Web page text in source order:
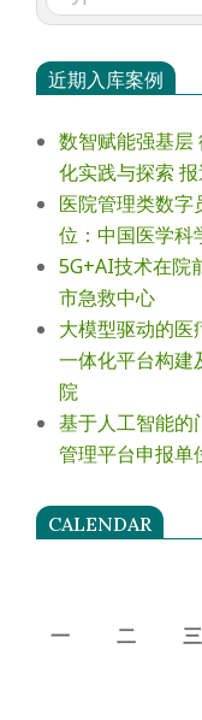
近期入库案例
数智赋能强基层
化实践与探索
医院管理类数字
位：中国医学科
5G+AI技术在院
市急救中心
大模型驱动的医
一体化平台构建
院
基于人工智能的
管理平台申报单
CALENDAR
一
二 三